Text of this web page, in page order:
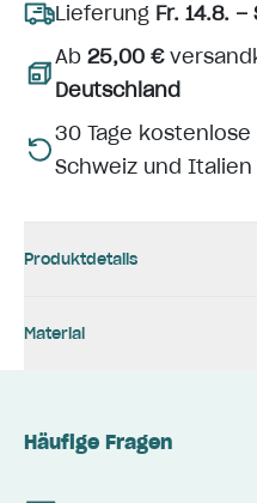
Lieferung Fr. 14.8. –
Ab 25,00 €
Deutschland
30 Tage
Schweiz und Italien
Produktdetails
Material
Häufige Fragen